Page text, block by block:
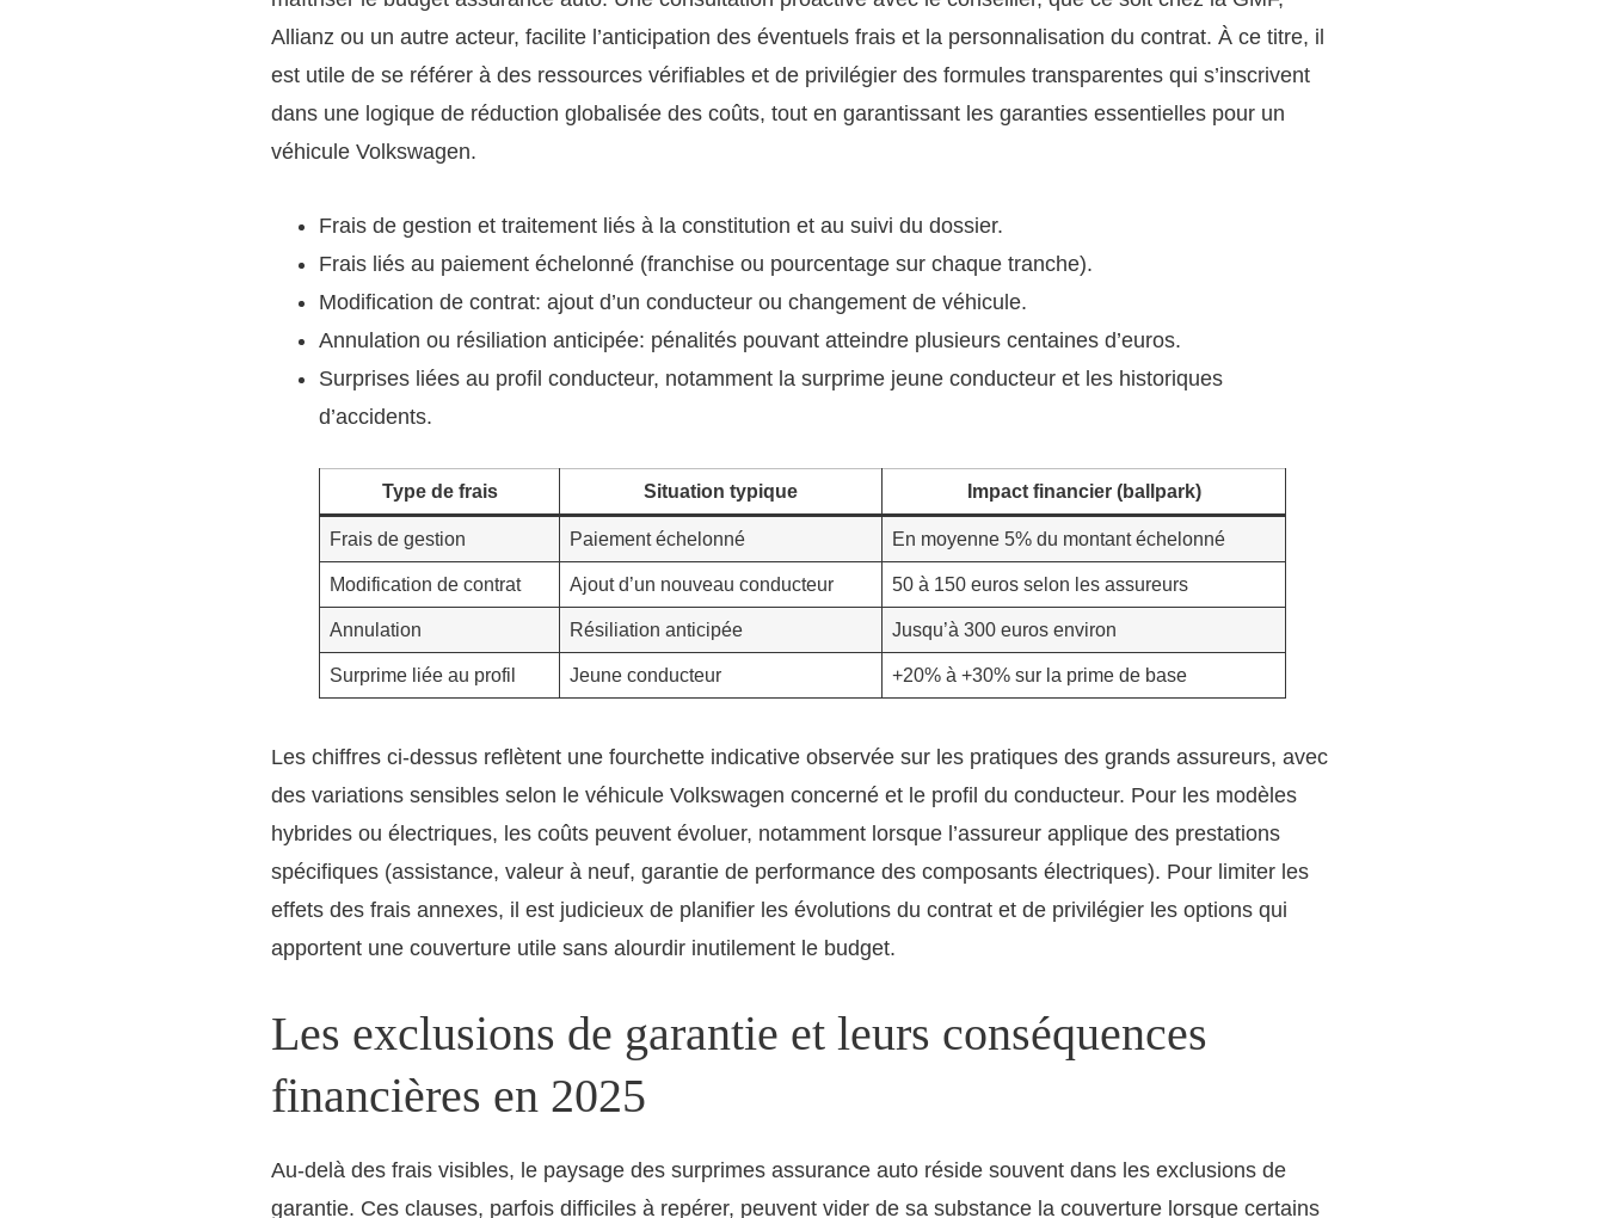
Allianz ou un autre acteur, facilite l’anticipation des éventuels frais et la personnalisation du contrat. À ce titre, il
est utile de se référer à des ressources vérifiables et de privilégier des formules transparentes qui s’inscrivent
dans une logique de réduction globalisée des coûts, tout en garantissant les garanties essentielles pour un
véhicule Volkswagen.
Frais de gestion et traitement liés à la constitution et au suivi du dossier.
Frais liés au paiement échelonné (franchise ou pourcentage sur chaque tranche).
Modification de contrat: ajout d’un conducteur ou changement de véhicule.
Annulation ou résiliation anticipée: pénalités pouvant atteindre plusieurs centaines d’euros.
Surprises liées au profil conducteur, notamment la surprime jeune conducteur et les historiques
d’accidents.
Type de frais Situation typique Impact financier (ballpark)
Frais de gestion Paiement échelonné En moyenne 5% du montant échelonné
Modification de contrat Ajout d’un nouveau conducteur 50 à 150 euros selon les assureurs
Annulation Résiliation anticipée Jusqu’à 300 euros environ
Surprime liée au profil Jeune conducteur +20% à +30% sur la prime de base
Les chiffres ci-dessus reflètent une fourchette indicative observée sur les pratiques des grands assureurs, avec
des variations sensibles selon le véhicule Volkswagen concerné et le profil du conducteur. Pour les modèles
hybrides ou électriques, les coûts peuvent évoluer, notamment lorsque l’assureur applique des prestations
spécifiques (assistance, valeur à neuf, garantie de performance des composants électriques). Pour limiter les
effets des frais annexes, il est judicieux de planifier les évolutions du contrat et de privilégier les options qui
apportent une couverture utile sans alourdir inutilement le budget.
Les exclusions de garantie et leurs conséquences
financières en 2025
Au-delà des frais visibles, le paysage des surprimes assurance auto réside souvent dans les exclusions de
garantie. Ces clauses, parfois difficiles à repérer, peuvent vider de sa substance la couverture lorsque certains